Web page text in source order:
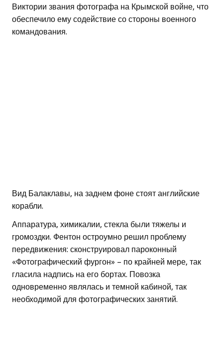
Виктории звания фотографа на Крымской войне, что
обеспечило ему содействие со стороны военного
командования.
Вид Балаклавы, на заднем фоне стоят английские
корабли.
Аппаратура, химикалии, стекла были тяжелы и
громоздки. Фентон остроумно решил проблему
передвижения: сконструировал пароконный
«Фотографический фургон» – по крайней мере, так
гласила надпись на его бортах. Повозка
одновременно являлась и темной кабиной, так
необходимой для фотографических занятий.